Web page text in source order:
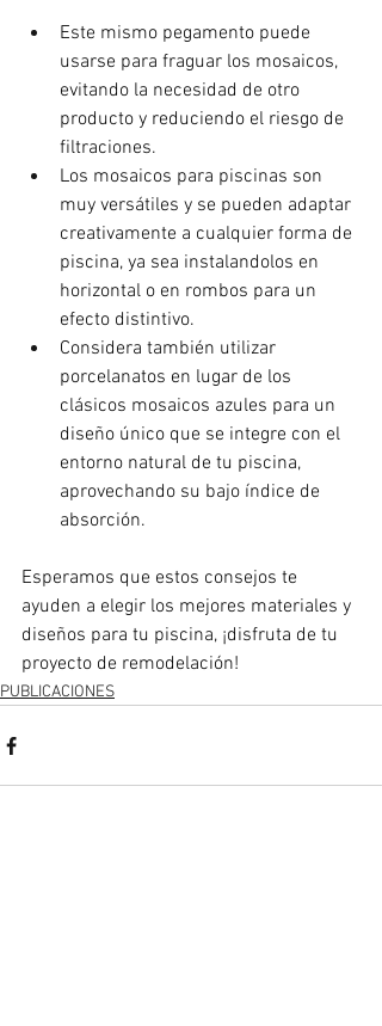
Este mismo pegamento puede
usarse para fraguar los mosaicos,
evitando la necesidad de otro
producto y reduciendo el riesgo de
filtraciones.
Los mosaicos para piscinas son
muy versátiles y se pueden adaptar
creativamente a cualquier forma de
piscina, ya sea instalandolos en
horizontal o en rombos para un
efecto distintivo.
Considera también utilizar
porcelanatos en lugar de los
clásicos mosaicos azules para un
diseño único que se integre con el
entorno natural de tu piscina,
aprovechando su bajo índice de
absorción.
Esperamos que estos consejos te
ayuden a elegir los mejores materiales y
diseños para tu piscina, ¡disfruta de tu
proyecto de remodelación!
PUBLICACIONES